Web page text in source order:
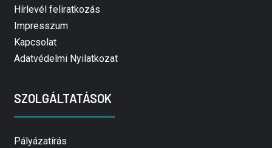
Hírlevél feliratkozás
Impresszum
Kapcsolat
Adatvédelmi Nyilatkozat
SZOLGÁLTATÁSOK
Pályázatírás